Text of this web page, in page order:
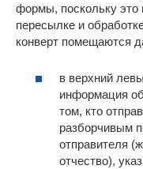
формы, поскольку это
пересылке и
конверт помещаются
в верхний
информация
том, кто
разборчивым
отправителя
отчество),